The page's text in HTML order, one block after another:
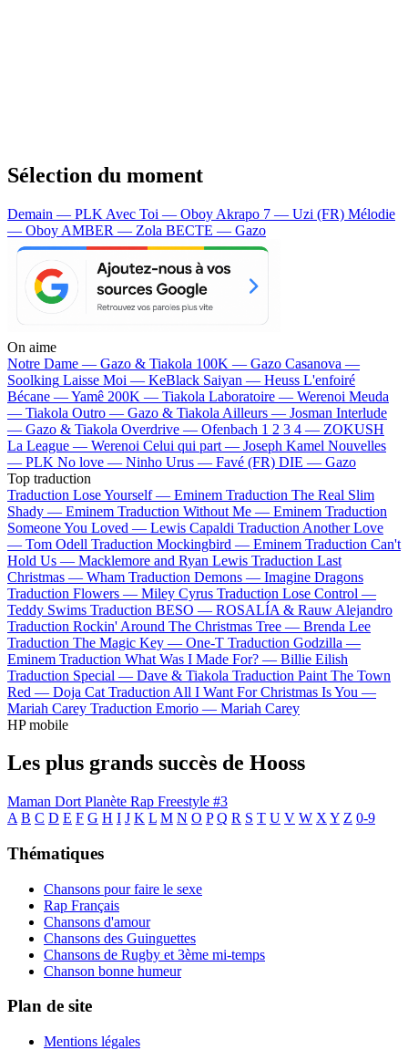
Sélection du moment
Demain — PLK Avec Toi — Oboy Akrapo 7 — Uzi (FR) Mélodie
— Oboy AMBER — Zola BECTE — Gazo
On aime
Notre Dame — Gazo & Tiakola 100K — Gazo Casanova —
Soolking Laisse Moi — KeBlack Saiyan — Heuss L'enfoiré
Bécane —Yamê 200K — Tiakola Laboratoire — Werenoi Meuda
— Tiakola Outro — Gazo & Tiakola Ailleurs — Josman Interlude
— Gazo & Tiakola Overdrive — Ofenbach 1 2 3 4 — ZOKUSH
La League — Werenoi Celui qui part — Joseph Kamel Nouvelles
— PLK No love — Ninho Urus — Favé (FR) DIE — Gazo
Top traduction
Traduction Lose Yourself — Eminem Traduction The Real Slim
Shady — Eminem Traduction Without Me — Eminem Traduction
Someone You Loved — Lewis Capaldi Traduction Another Love
— Tom Odell Traduction Mockingbird — Eminem Traduction Can't
Hold Us — Macklemore and Ryan Lewis Traduction Last
Christmas — Wham Traduction Demons — Imagine Dragons
Traduction Flowers — Miley Cyrus Traduction Lose Control —
Teddy Swims Traduction BESO — ROSALÍA & Rauw Alejandro
Traduction Rockin' Around The Christmas Tree — Brenda Lee
Traduction The Magic Key — One-T Traduction Godzilla —
Eminem Traduction What Was I Made For? — Billie Eilish
Traduction Special — Dave & Tiakola Traduction Paint The Town
Red — Doja Cat Traduction All I Want For Christmas Is You —
Mariah Carey Traduction Emorio — Mariah Carey
HP mobile
Les plus grands succès de Hooss
Maman Dort Planète Rap Freestyle #3
A B C D E F G H I J K L M N O P Q R S T U V W X Y Z 0-9
Thématiques
Chansons pour faire le sexe
Rap Français
Chansons d'amour
Chansons des Guinguettes
Chansons de Rugby et 3ème mi-temps
Chanson bonne humeur
Plan de site
Mentions légales